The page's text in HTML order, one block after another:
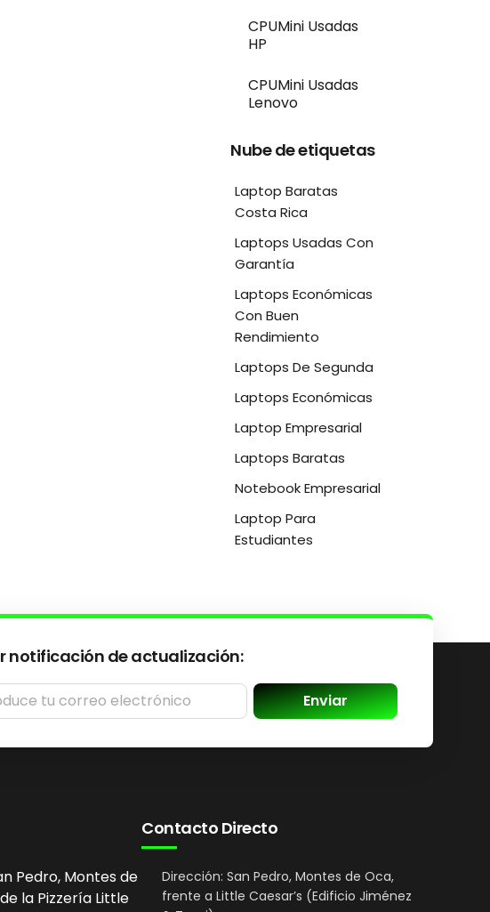
CPUMini Usadas
HP
CPUMini Usadas
Lenovo
Nube de etiquetas
Laptop Baratas
Costa Rica
Laptops Usadas Con
Garantía
Laptops Económicas
Con Buen
Rendimiento
Laptops De Segunda
Laptops Económicas
Laptop Empresarial
Laptops Baratas
Notebook Empresarial
Laptop Para
Estudiantes
notificación de actualización:
Enviar
Pedro, Montes de
la Pizzería Little
Contacto Directo
Dirección: San Pedro, Montes de Oca,
frente a Little Caesar’s (Edificio Jiménez